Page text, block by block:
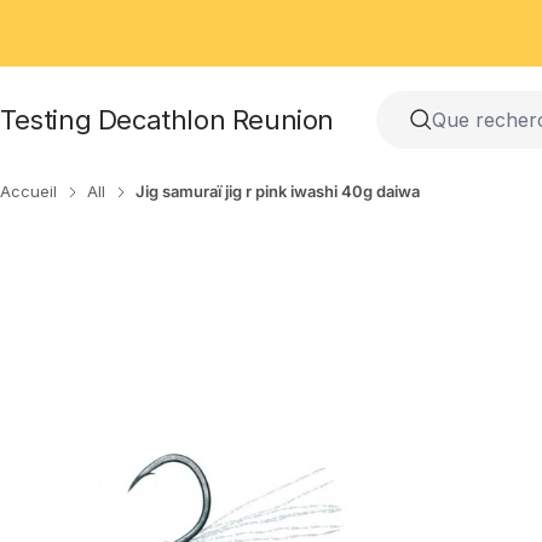
contenu
Testing Decathlon Reunion
Accueil All Jig samuraï jig r pink iwashi 40g daiwa